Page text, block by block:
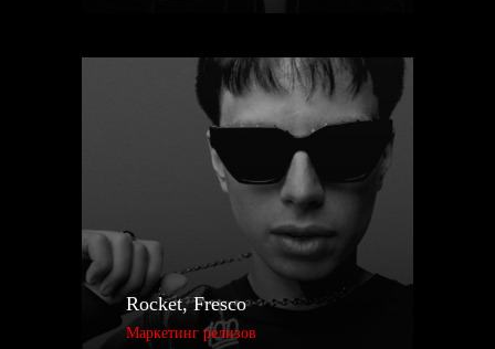
Rocket, Fresco
Маркетинг релизов